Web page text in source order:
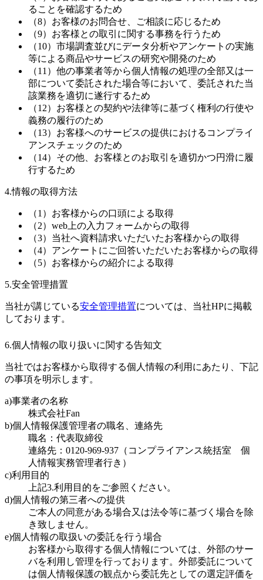
ることを確認するため
（8）お客様のお問合せ、ご相談に応じるため
（9）お客様との取引に関する事務を行うため
（10）市場調査並びにデータ分析やアンケートの実施
等による商品やサービスの研究や開発のため
（11）他の事業者等から個人情報の処理の全部又は一
部について委託された場合等において、委託された当
該業務を適切に遂行するため
（12）お客様との契約や法律等に基づく権利の行使や
義務の履行のため
（13）お客様へのサービスの提供におけるコンプライ
アンスチェックのため
（14）その他、お客様とのお取引を適切かつ円滑に履
行するため
4.情報の取得方法
（1）お客様からの口頭による取得
（2）web上の入力フォームからの取得
（3）当社へ資料請求いただいたお客様からの取得
（4）アンケートにご回答いただいたお客様からの取得
（5）お客様からの紹介による取得
5.安全管理措置
当社が講じている安全管理措置については、当社HPに掲載
しております。
6.個人情報の取り扱いに関する告知文
当社ではお客様から取得する個人情報の利用にあたり、下記
の事項を明示します。
a)事業者の名称
株式会社Fan
b)個人情報保護管理者の職名、連絡先
職名：代表取締役
連絡先：0120-969-937（コンプライアンス統括室 個
人情報実務管理者行き）
c)利用目的
上記3.利用目的をご参照ください。
d)個人情報の第三者への提供
ご本人の同意がある場合又は法令等に基づく場合を除
き致しません。
e)個人情報の取扱いの委託を行う場合
お客様から取得する個人情報については、外部のサー
バを利用し管理を行っております。外部委託について
は個人情報保護の観点から委託先としての選定評価を